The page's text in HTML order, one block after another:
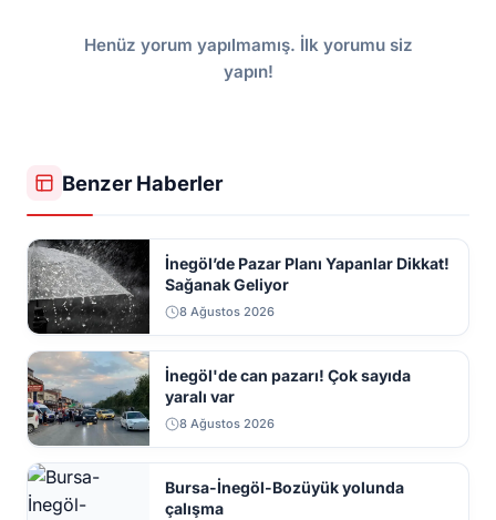
Henüz yorum yapılmamış. İlk yorumu siz
yapın!
Benzer Haberler
İnegöl’de Pazar Planı Yapanlar Dikkat!
Sağanak Geliyor
8 Ağustos 2026
İnegöl'de can pazarı! Çok sayıda
yaralı var
8 Ağustos 2026
Bursa-İnegöl-Bozüyük yolunda
çalışma